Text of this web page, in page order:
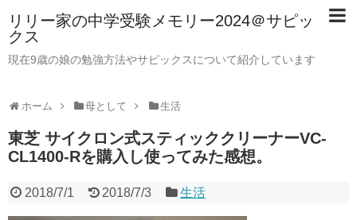
リリー家の中学受験メモリー2024＠サピッ
クス
現在9歳の娘の勉強方法やサピックスについて紹介しています
ホーム 母として 生活
東芝 サイクロン式スティッククリーナーVC-
CL1400-Rを購入し使ってみた感想。
2018/7/1 2018/7/3 生活